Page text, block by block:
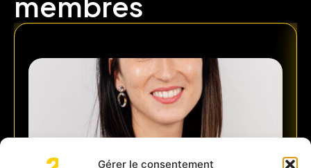
Gérer le consentement